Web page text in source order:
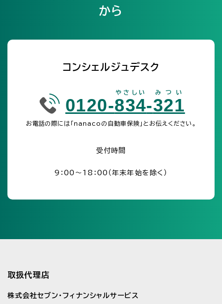
から
コンシェルジュデスク
0120-834
やさしい
-321
みつい
お電話の際には「nanacoの自動車保険」とお伝えください。
受付時間
9：00～18：00（年末年始を除く）
取扱代理店
株式会社セブン・フィナンシャルサービス